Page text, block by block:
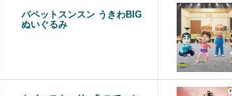
パペットスンスン うきわBIG
ぬいぐるみ